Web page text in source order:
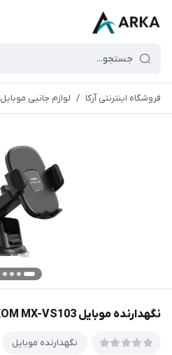
فروشگاه اینترنتی آرکا / لوازم جانبی موبایل
نگهدارنده موبایل MOXOM MX-VS103
نگهدارنده موبایل